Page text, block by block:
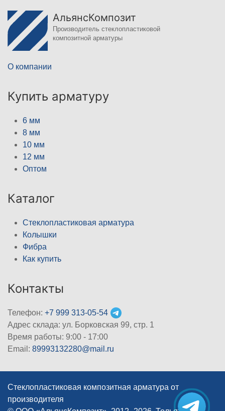
АльянсКомпозит
Производитель стеклопластиковой
композитной арматуры
О компании
Купить арматуру
6 мм
8 мм
10 мм
12 мм
Оптом
Каталог
Стеклопластиковая арматура
Колышки
Фибра
Как купить
Контакты
Телефон: +7 999 313-05-54
Адрес склада: ул. Борковская 99, стр. 1
Время работы: 9:00 - 17:00
Email: 89993132280@mail.ru
Стеклопластиковая композитная арматура от
производителя